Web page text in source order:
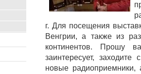
г. Для посещения
Венгрии, а также из
континентов. Прошу
заинтересует,
новые